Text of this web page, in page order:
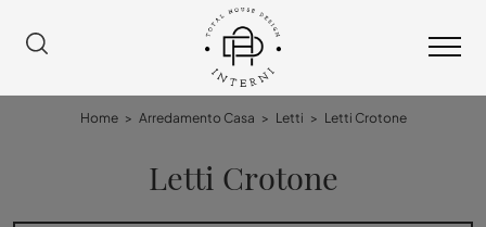
Home > Arredamento Casa > Letti > Letti Crotone
Letti Crotone